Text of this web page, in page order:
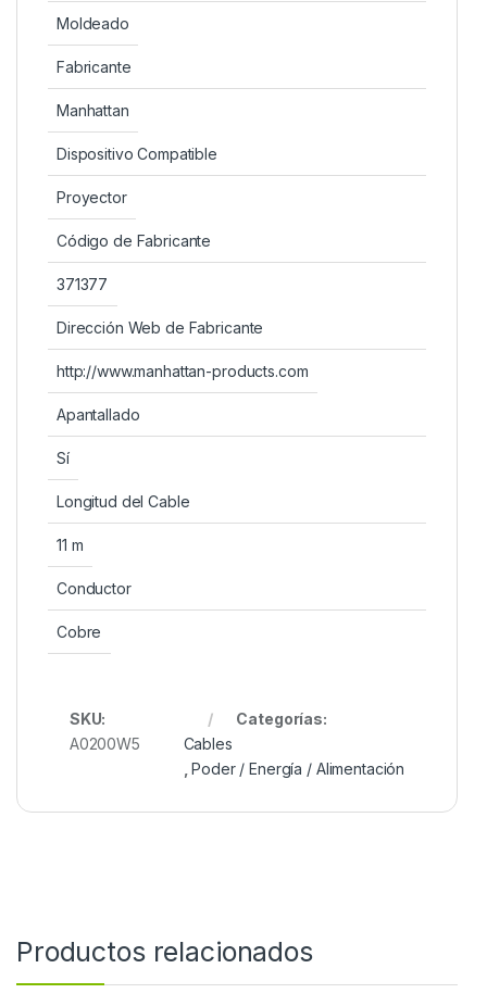
Moldeado
Fabricante
Manhattan
Dispositivo Compatible
Proyector
Código de Fabricante
371377
Dirección Web de Fabricante
http://www.manhattan-products.com
Apantallado
Sí
Longitud del Cable
11 m
Conductor
Cobre
SKU:
A0200W5
Categorías:
Cables
,Poder / Energía / Alimentación
Productos relacionados